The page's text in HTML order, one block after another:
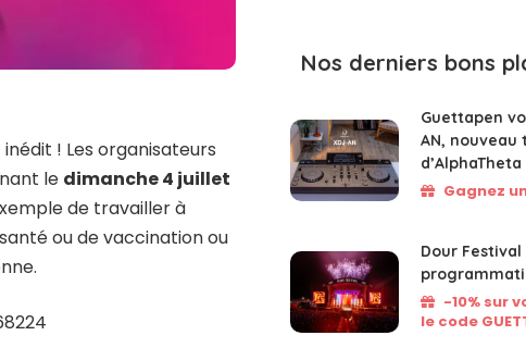
! Les organisateurs
le dimanche 4 juillet
de travailler à
ou de vaccination ou
Nos derniers bons
Guettapen
AN,
d’AlphaTheta
Gagnez
Dour
-10% sur
le code